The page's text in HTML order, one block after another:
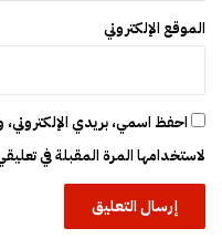
الموقع الإلكتروني
احفظ اسمي، بريدي الإلكتروني،
لاستخدامها المرة المقبلة في